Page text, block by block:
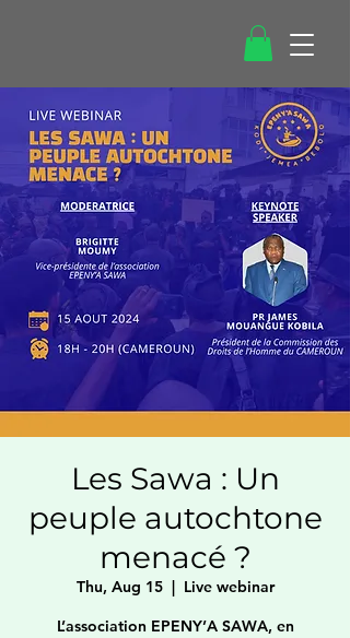
Les Sawa : Un
peuple autochtone
menacé ?
Thu, Aug 15
  |
Live webinar
L’association EPENY’A SAWA, en